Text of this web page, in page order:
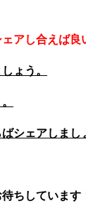
アし合えば良
ょう。
シェアしまし
ちしています